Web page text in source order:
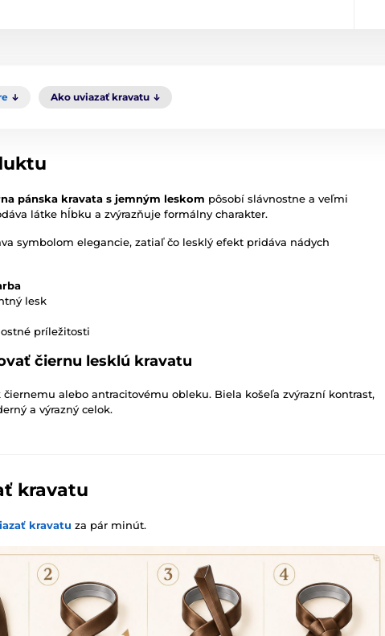
Ako uviazať kravatu
pánska kravata s jemným leskom pôsobí slávnostne a veľmi
látke hĺbku a zvýrazňuje formálny charakter.
symbolom elegancie, zatiaľ čo lesklý efekt pridáva nádych
lesk
príležitosti
čiernu lesklú kravatu
čiernemu alebo antracitovému obleku. Biela košeľa zvýrazní kontrast,
a výrazný celok.
kravatu
kravatu za pár minút.